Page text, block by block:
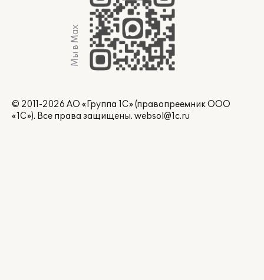
Мы в Max
© 2011-2026 АО «Группа 1С» (правопреемник ООО
«1С»). Все права защищены. websol@1c.ru